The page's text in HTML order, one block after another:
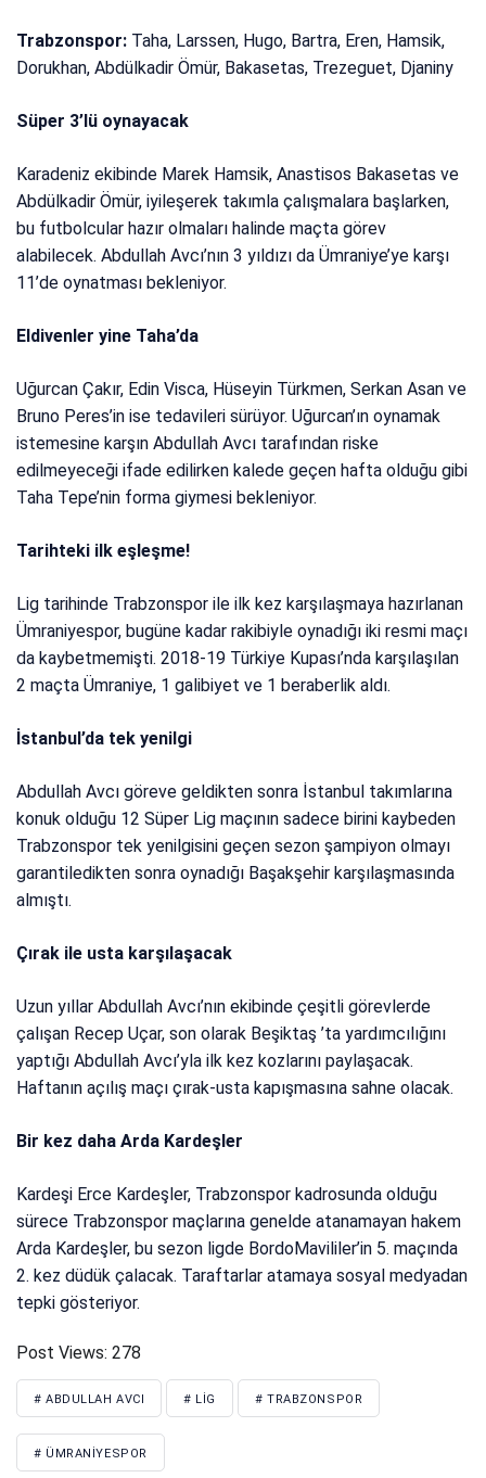
Trabzonspor: Taha, Larssen, Hugo, Bartra, Eren, Hamsik,
Dorukhan, Abdülkadir Ömür, Bakasetas, Trezeguet, Djaniny
Süper 3’lü oynayacak
Karadeniz ekibinde Marek Hamsik, Anastisos Bakasetas ve
Abdülkadir Ömür, iyileşerek takımla çalışmalara başlarken,
bu futbolcular hazır olmaları halinde maçta görev
alabilecek. Abdullah Avcı’nın 3 yıldızı da Ümraniye’ye karşı
11’de oynatması bekleniyor.
Eldivenler yine Taha’da
Uğurcan Çakır, Edin Visca, Hüseyin Türkmen, Serkan Asan ve
Bruno Peres’in ise tedavileri sürüyor. Uğurcan’ın oynamak
istemesine karşın Abdullah Avcı tarafından riske
edilmeyeceği ifade edilirken kalede geçen hafta olduğu gibi
Taha Tepe’nin forma giymesi bekleniyor.
Tarihteki ilk eşleşme!
Lig tarihinde Trabzonspor ile ilk kez karşılaşmaya hazırlanan
Ümraniyespor, bugüne kadar rakibiyle oynadığı iki resmi maçı
da kaybetmemişti. 2018-19 Türkiye Kupası’nda karşılaşılan
2 maçta Ümraniye, 1 galibiyet ve 1 beraberlik aldı.
İstanbul’da tek yenilgi
Abdullah Avcı göreve geldikten sonra İstanbul takımlarına
konuk olduğu 12 Süper Lig maçının sadece birini kaybeden
Trabzonspor tek yenilgisini geçen sezon şampiyon olmayı
garantiledikten sonra oynadığı Başakşehir karşılaşmasında
almıştı.
Çırak ile usta karşılaşacak
Uzun yıllar Abdullah Avcı’nın ekibinde çeşitli görevlerde
çalışan Recep Uçar, son olarak Beşiktaş ’ta yardımcılığını
yaptığı Abdullah Avcı’yla ilk kez kozlarını paylaşacak.
Haftanın açılış maçı çırak-usta kapışmasına sahne olacak.
Bir kez daha Arda Kardeşler
Kardeşi Erce Kardeşler, Trabzonspor kadrosunda olduğu
sürece Trabzonspor maçlarına genelde atanamayan hakem
Arda Kardeşler, bu sezon ligde BordoMavililer’in 5. maçında
2. kez düdük çalacak. Taraftarlar atamaya sosyal medyadan
tepki gösteriyor.
Post Views: 278
# ABDULLAH AVCI # LIG # TRABZONSPOR
# ÜMRANIYESPOR